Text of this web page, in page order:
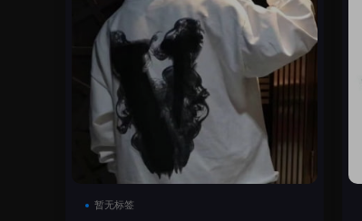
暂无标签